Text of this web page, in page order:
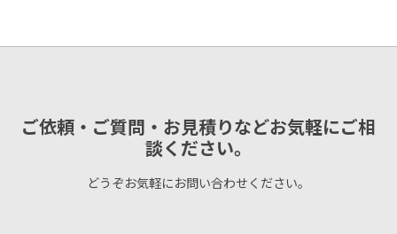
ご依頼・ご質問・お見積りなどお気軽にご相
談ください。
どうぞお気軽にお問い合わせください。